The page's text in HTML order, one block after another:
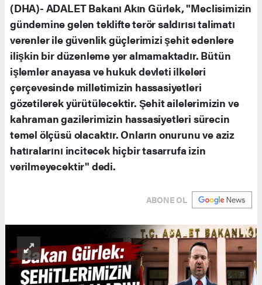
(DHA)- ADALET Bakanı Akın Gürlek, "Meclisimizin
gündemine gelen teklifte terör saldırısı talimatı
verenler ile güvenlik güçlerimizi şehit edenlere
ilişkin bir düzenleme yer almamaktadır. Bütün
işlemler anayasa ve hukuk devleti ilkeleri
çerçevesinde milletimizin hassasiyetleri
gözetilerek yürütülecektir. Şehit ailelerimizin ve
kahraman gazilerimizin hassasiyetleri sürecin
temel ölçüsü olacaktır. Onların onurunu ve aziz
hatıralarını incitecek hiçbir tasarrufa izin
verilmeyecektir" dedi.
ABONE OL